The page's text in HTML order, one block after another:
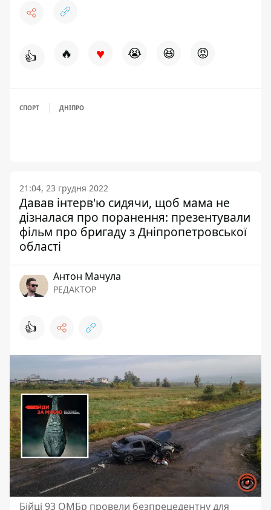
👍 🔥 ♥ 😭 😆 😡
СПОРТ ДНІПРО
21:04, 23 грудня 2022
Давав інтерв'ю сидячи, щоб мама не
дізналася про поранення: презентували
фільм про бригаду з Дніпропетровської
області
Антон Мачула
РЕДАКТОР
👍
Бійці 93 ОМБр провели безпрецедентну для